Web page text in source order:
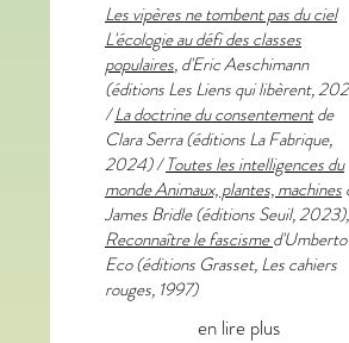
Les vipères ne tombent pas du ciel
L'écologie au défi des classes
populaires, d'Eric Aeschimann
(éditions Les Liens qui libèrent,
/La doctrine du consentementde
Clara Serra (éditions La Fabrique,
2024) /Toutes les intelligences du
monde Animaux, plantes, machines
James Bridle (éditions Seuil, 2023),
Reconnaître le fascismed'Umberto
Eco (éditions Grasset, Les cahiers
rouges, 1997)
en lire plus